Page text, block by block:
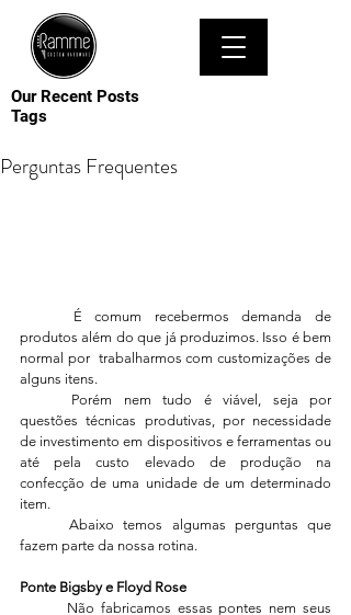
Our Recent Posts
Tags
Perguntas Frequentes
produtos além do que já produzimos. Isso é bem
normal por  trabalharmos com customizações de
alguns itens.
questões técnicas produtivas, por necessidade
de investimento em dispositivos e ferramentas ou
até pela custo elevado de produção na
confecção de uma unidade de um determinado
item.
	Abaixo temos algumas perguntas que
fazem parte da nossa rotina.
Ponte Bigsby e Floyd Rose